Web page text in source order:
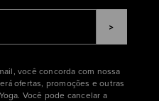
você concorda com nossa
ofertas, promoções e outras
Você pode cancelar a